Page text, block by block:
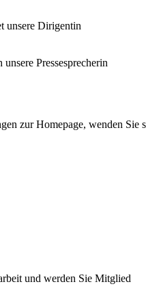
unsere Dirigentin
Pressesprecherin
zur Homepage, wenden Sie
und werden Sie Mitglied